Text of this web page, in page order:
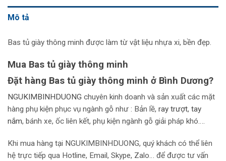
Mô tả
Bas tủ giày thông minh được làm từ vật liệu nhựa xi, bền đẹp.
Mua Bas tủ giày thông minh
Đặt hàng Bas tủ giày thông minh ở Bình Dương?
NGUKIMBINHDUONG chuyên kinh doanh và sản xuất các mặt
hàng phụ kiện phục vụ ngành gỗ như : Bản lề, ray trượt, tay
nắm, bánh xe, ốc liên kết, phụ kiện ngành gỗ giải pháp khó….
Khi mua hàng tại NGUKIMBINHDUONG, quý khách có thể liên
hệ trực tiếp qua Hotline, Email, Skype, Zalo… để được tư vấn